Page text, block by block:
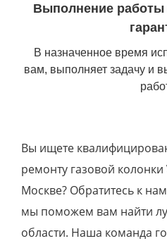
Выполнение работы
В назначенное время
вам, выполняет задачу и
Вы ищете
ремонту газовой колонки
Москве? Обратитесь к
мы поможем вам найти
области. Наша команда